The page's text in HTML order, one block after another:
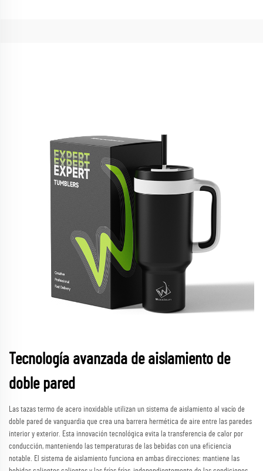
Tecnología avanzada de aislamiento de
doble pared
Las tazas termo de acero inoxidable utilizan un sistema de aislamiento al vacío de
doble pared de vanguardia que crea una barrera hermética de aire entre las paredes
interior y exterior. Esta innovación tecnológica evita la transferencia de calor por
conducción, manteniendo las temperaturas de las bebidas con una eficiencia
notable. El sistema de aislamiento funciona en ambas direcciones: mantiene las